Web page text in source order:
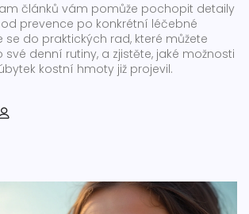
článků vám pomůže pochopit detaily
prevence po konkrétní léčebné
se do praktických rad, které můžete
denní rutiny, a zjistěte, jaké možnosti
kostní hmoty již projevil.